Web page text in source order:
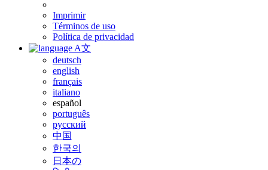
Imprimir
Términos de uso
Política de privacidad
A文
deutsch
english
français
italiano
español
português
русский
中国
한국의
日本の